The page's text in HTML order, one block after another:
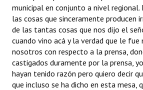
municipal en conjunto a nivel regional.
las cosas que sinceramente producen
de las tantas cosas que nos dijo el
cuando vino acá y la verdad que le fue
nosotros con respecto a la prensa,
castigados duramente por la prensa,
hayan tenido razón pero quiero decir
que incluso se ha dicho en esta mesa,